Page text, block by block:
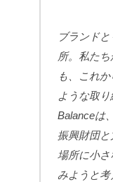
ブランド
所。私た
も、これ
ような取
Balanceは
振興財団
場所に小
みようと考